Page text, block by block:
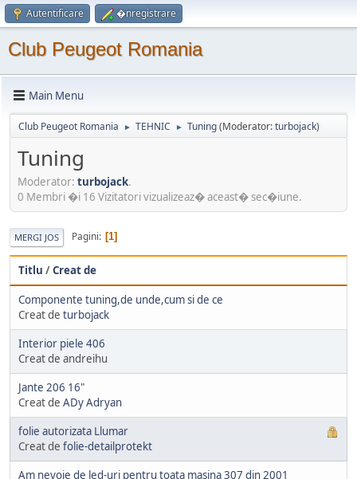
Autentificare �nregistrare
Club Peugeot Romania
Main Menu
Club Peugeot Romania ► TEHNIC ► Tuning(Moderator:turbojack)
Tuning
Moderator: turbojack.
0 Membri �i 16 Vizitatori vizualizeaz� aceast� sec�iune.
MERGI JOS Pagini 1
Titlu /Creat de
Componente tuning,de unde,cum si de ce
Creat de turbojack
Interior piele 406
Creat de andreihu
Jante 206 16"
Creat de ADy Adryan
folie autorizata Llumar
Creat de folie-detailprotekt
Am nevoie de led-uri pentru toata masina 307 din 2001